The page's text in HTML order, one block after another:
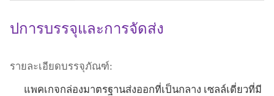
ปการบรรจุและการจัดส่ง
รายละเอียดบรรจุภัณฑ์:
แพคเกจกล่องมาตรฐานส่งออกที่เป็นกลาง เซลล์เดี่ยวที่มี